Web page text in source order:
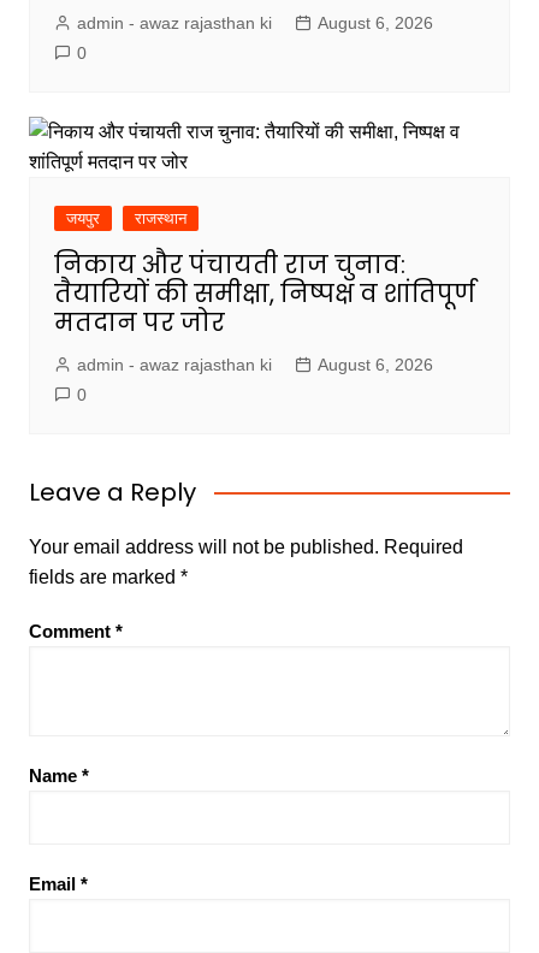
admin - awaz rajasthan ki
August 6, 2026
0
जयपुर राजस्थान
निकाय और पंचायती राज चुनाव:
तैयारियों की समीक्षा, निष्पक्ष व शांतिपूर्ण
मतदान पर जोर
admin - awaz rajasthan ki
August 6, 2026
0
Leave a Reply
Your email address will not be published. Required
fields are marked *
Comment *
Name *
Email *